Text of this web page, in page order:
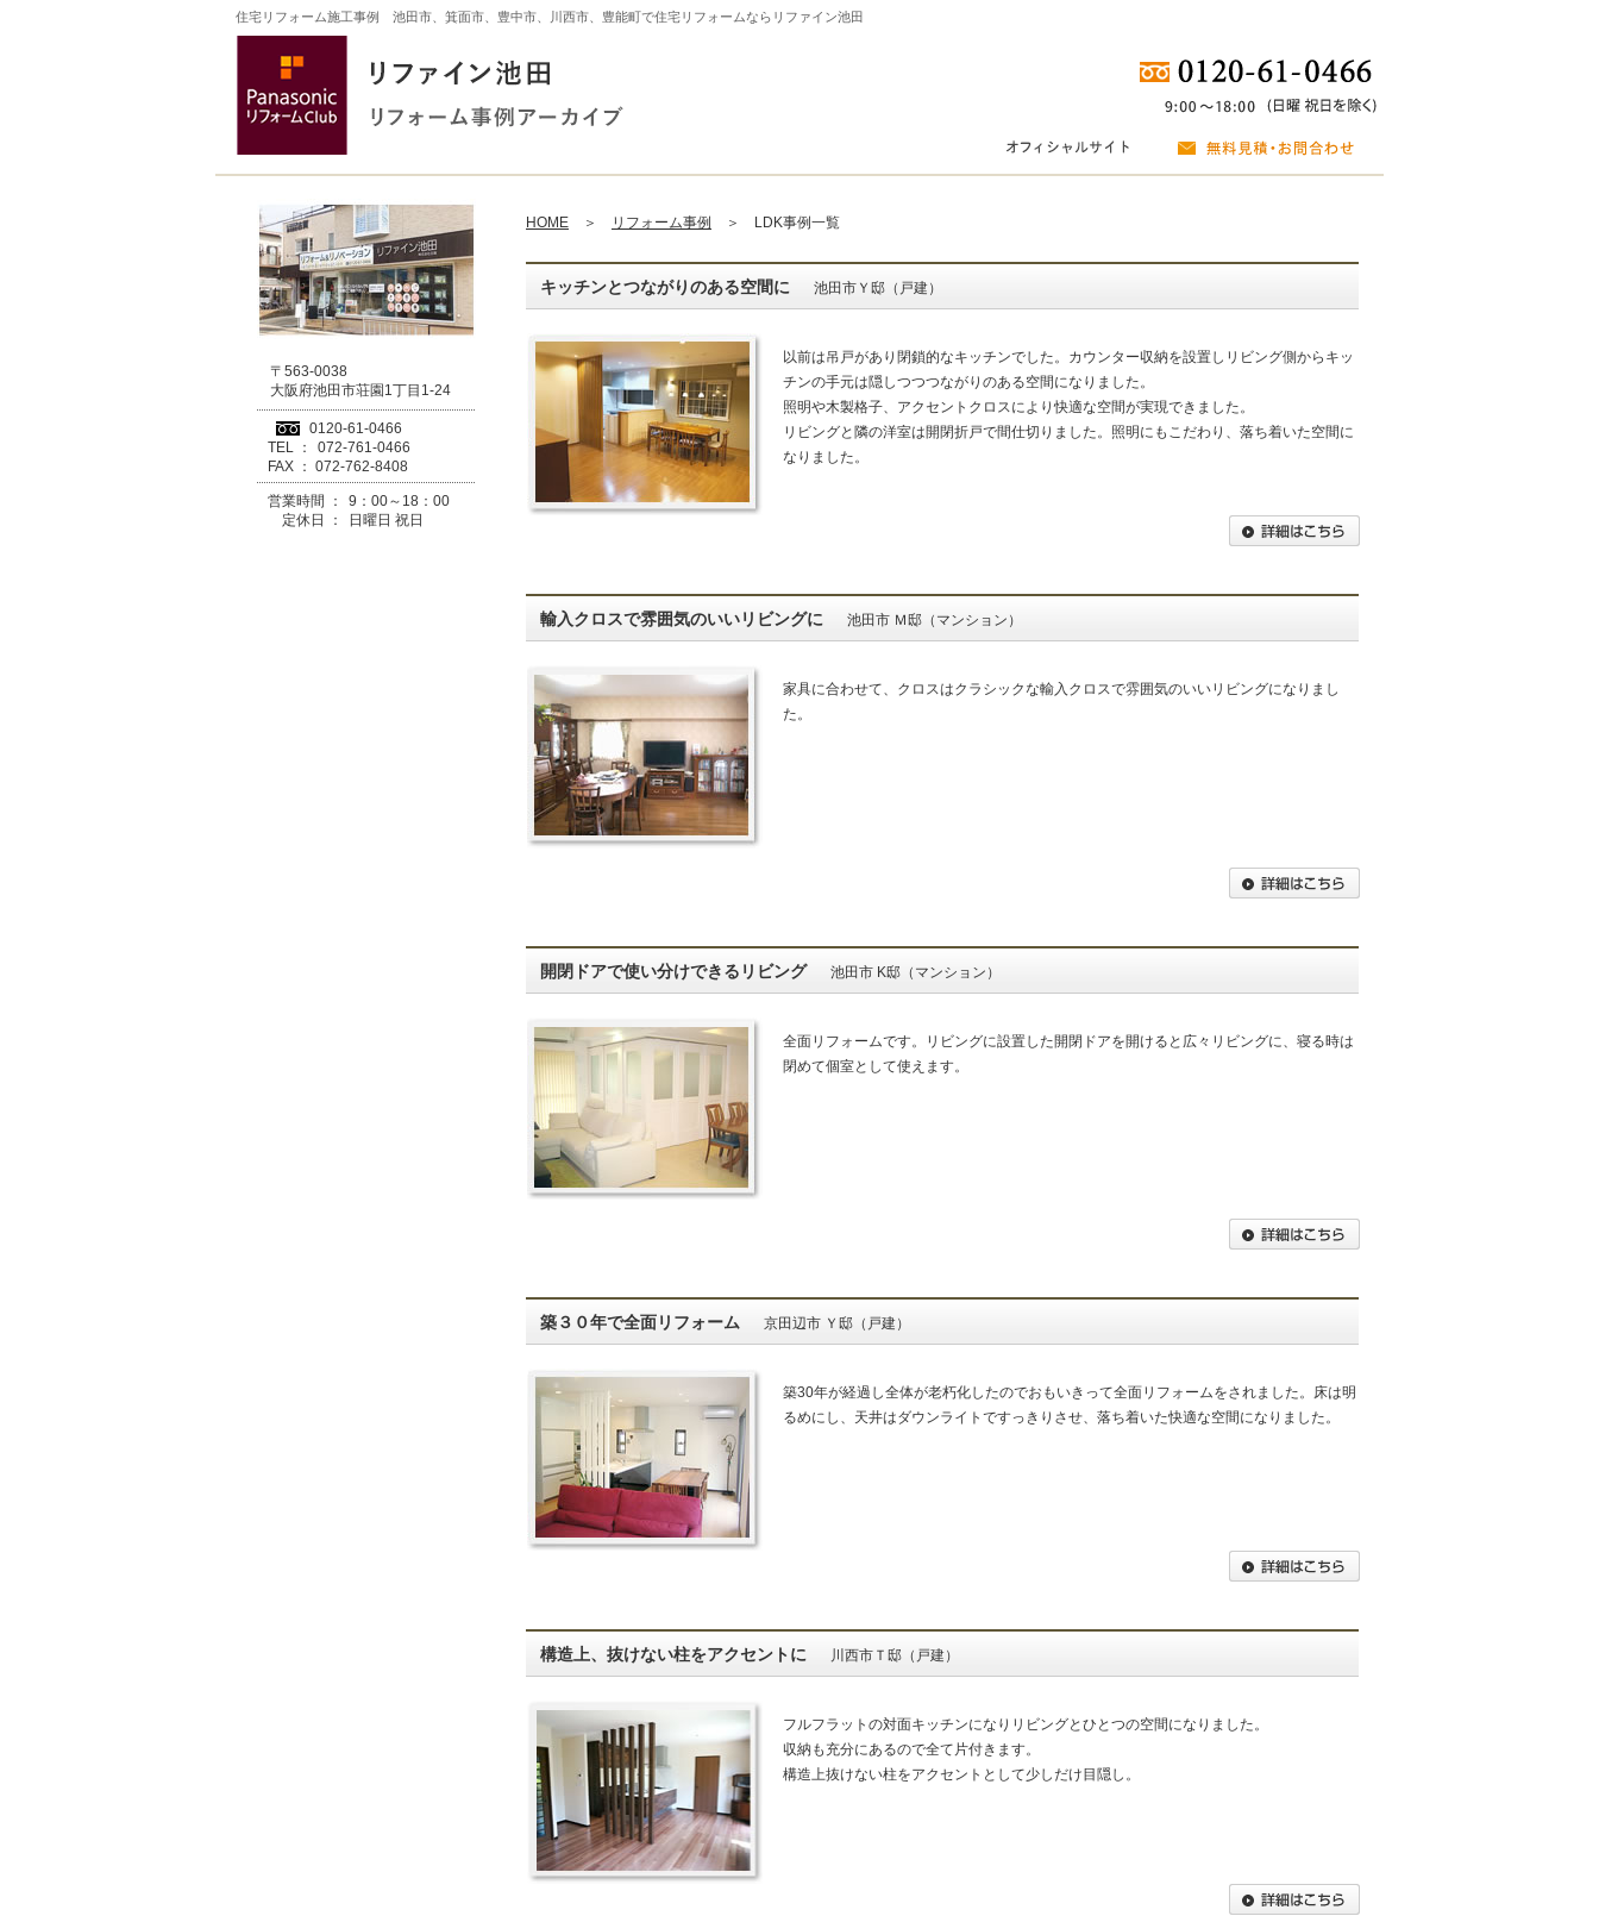
住宅リフォーム施工事例 池田市、箕面市、豊中市、川西市、豊能町で住宅リフォームならリファイン池田
HOME ＞ リフォーム事例 ＞ LDK事例一覧
キッチンとつながりのある空間に 池田市Ｙ邸（戸建）
以前は吊戸があり閉鎖的なキッチンでした。カウンター収納を設置しリビング側からキッ
チンの手元は隠しつつつながりのある空間になりました。
照明や木製格子、アクセントクロスにより快適な空間が実現できました。
リビングと隣の洋室は開閉折戸で間仕切りました。照明にもこだわり、落ち着いた空間に
なりました。
輸入クロスで雰囲気のいいリビングに 池田市 Ｍ邸（マンション）
家具に合わせて、クロスはクラシックな輸入クロスで雰囲気のいいリビングになりまし
た。
開閉ドアで使い分けできるリビング 池田市 K邸（マンション）
全面リフォームです。リビングに設置した開閉ドアを開けると広々リビングに、寝る時は
閉めて個室として使えます。
築３０年で全面リフォーム 京田辺市 Ｙ邸（戸建）
築30年が経過し全体が老朽化したのでおもいきって全面リフォームをされました。床は明
るめにし、天井はダウンライトですっきりさせ、落ち着いた快適な空間になりました。
構造上、抜けない柱をアクセントに 川西市Ｔ邸（戸建）
フルフラットの対面キッチンになりリビングとひとつの空間になりました。
収納も充分にあるので全て片付きます。
構造上抜けない柱をアクセントとして少しだけ目隠し。
〒563-0038
大阪府池田市荘園1丁目1-24
0120-61-0466
TEL ：
072-761-0466
FAX ： 072-762-8408
営業時間 ：
9：00～18：00
定休日 ：
日曜日 祝日